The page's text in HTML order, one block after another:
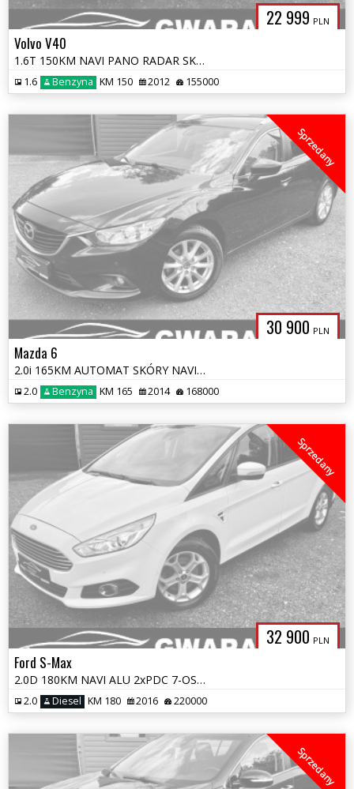
22 999 PLN
Volvo V40
1.6T 150KM NAVI PANO RADAR SKÓRY 2xPDC BLIS XENON ALU LED KeyFree Line
1.6 Benzyna KM 150 2012 155000
30 900 PLN
Sprzedany
Mazda 6
2.0i 165KM AUTOMAT SKÓRY NAVI ALU 2xPDC BLIS RADAR TEMPOMAT OPŁATY GWA
2.0 Benzyna KM 165 2014 168000
32 900 PLN
Sprzedany
Ford S-Max
2.0D 180KM NAVI ALU 2xPDC 7-OSÓB GRZ.FOTELE CONVERS EL.FOTELE SONY OPŁ
2.0 Diesel KM 180 2016 220000
Sprzedany